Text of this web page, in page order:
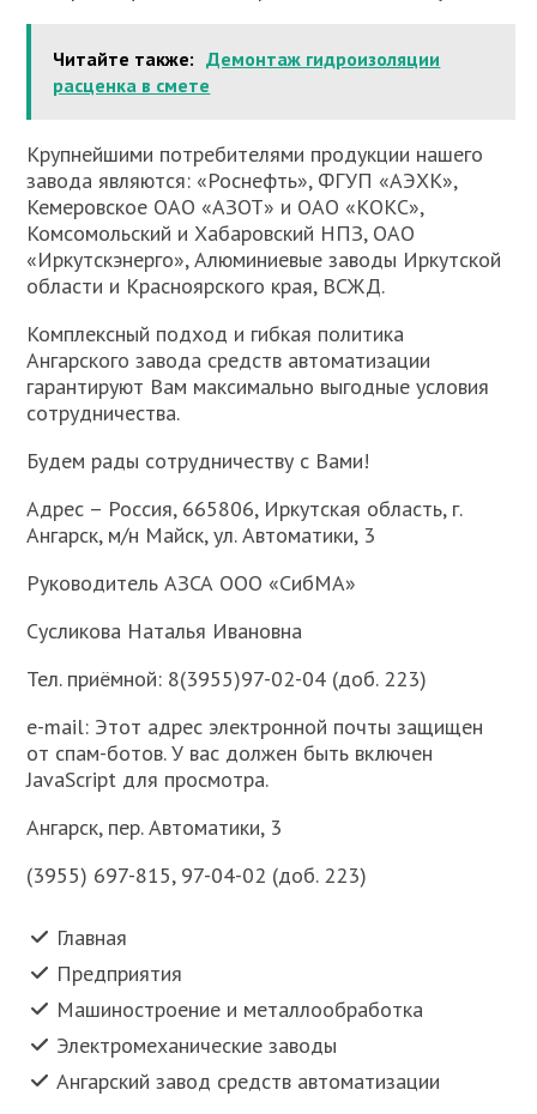
Читайте также: Демонтаж гидроизоляции
расценка в смете
Крупнейшими потребителями продукции нашего
завода являются: «Роснефть», ФГУП «АЭХК»,
Кемеровское ОАО «АЗОТ» и ОАО «КОКС»,
Комсомольский и Хабаровский НПЗ, ОАО
«Иркутскэнерго», Алюминиевые заводы Иркутской
области и Красноярского края, ВСЖД.
Комплексный подход и гибкая политика
Ангарского завода средств автоматизации
гарантируют Вам максимально выгодные условия
сотрудничества.
Будем рады сотрудничеству с Вами!
Адрес – Россия, 665806, Иркутская область, г.
Ангарск, м/н Майск, ул. Автоматики, 3
Руководитель АЗСА ООО «СибМА»
Сусликова Наталья Ивановна
Тел. приёмной: 8(3955)97-02-04 (доб. 223)
e-mail: Этот адрес электронной почты защищен
от спам-ботов. У вас должен быть включен
JavaScript для просмотра.
Ангарск, пер. Автоматики, 3
(3955) 697-815, 97-04-02 (доб. 223)
Главная
Предприятия
Машиностроение и металлообработка
Электромеханические заводы
Ангарский завод средств автоматизации